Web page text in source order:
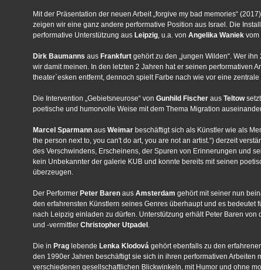
Mit der Präsentation der neuen Arbeit „forgive my bad memories“
zeigen wir eine ganz andere performative Position aus Israel. Die
performative Unterstützung aus Leipzig, u.a. von Angelika Waniekvom
Dirk Baumanns aus Frankfurt gehört zu den „jungen Wilden“. Wer
wir damit meinen. In den letzten 2 Jahren hat er seinen performativen
theater`esken entfernt, dennoch spielt Farbe nach wie vor eine zentrale
Die Intervention „Gebietsneurose“ von Gunhild Fischeraus Teltow
poetische und humorvolle Weise mit dem Thema Migration
Marcel Sparmannaus Weimar beschäftigt sich als Künstler wie als
the person next to, you can't do art, you are not an artist.“) derzeit
des Verschwindens, Erscheinens, der Spuren von Erinnerungen und
kein Unbekannter der galerie KUB und konnte bereits mit seinen
überzeugen.
Der Performer Peter Barenaus Amsterdam gehört mit seiner nun
den erfahrensten Künstlern seines Genres überhaupt und es bedeutet
nach Leipzig einladen zu dürfen. Unterstützung erhält Peter Baren von
und -vermittler Christopher Utpadel .
Die in Prag lebende Lenka Klodovágehört ebenfalls zu den
den 1990er Jahren beschäftigt sie sich in ihren performativen Arbeiten
verschiedenen gesellschaftlichen Blickwinkeln, mit Humor und ohne